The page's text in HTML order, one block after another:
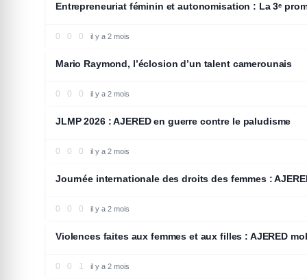
Entrepreneuriat féminin et autonomisation : La 3ᵉ
0 0 0 il y a 2 mois
CULTURE
Mario Raymond, l’éclosion d’un talent camerounais
0 0 0 il y a 2 mois
SANTÉ
JLMP 2026 : AJERED en guerre contre le paludisme
0 0 0 il y a 2 mois
SANTÉ
Journée internationale des droits des femmes :
0 0 0 il y a 2 mois
SOCIETE
Violences faites aux femmes et aux filles : AJERED
0 0 1 il y a 2 mois
ECONOMIE